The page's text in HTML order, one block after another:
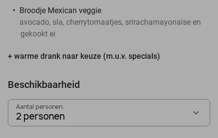
Broodje Mexican veggie
avocado, sla, cherrytomaatjes, srirachamayonaise en
gekookt ei
+ warme drank naar keuze (m.u.v. specials)
Beschikbaarheid
Aantal personen:
2 personen